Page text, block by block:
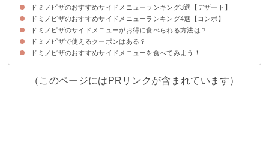
4位：シーザーサラダ（520円）
3位：グリーンサラダ～サウザン～（470円）
2位：ミネストローネ（420円）
1位：クラムチャウダー（420円）
ドミノピザのおすすめサイドメニューランキング3選【デザート】
3位：焼きたてプチパンケーキ（420円）
2位：焼きたてカスタードパイ（420円）
1位：エッグタルト（320円）
ドミノピザのおすすめサイドメニューランキング4選【コンボ】
4位：オールスターコンボファミリーサイズ（999円）
3位：ポテナゲ（550円）
2位：ポテから（599円）
1位：ポテチキ（599円）
ドミノピザのサイドメニューがお得に食べられる方法は？
「お好きなサイドメニュー2品」のセット
ドミノピザで使えるクーポンはある？
ドミノピザのおすすめサイドメニューを食べてみよう！
（このページにはPRリンクが含まれています）